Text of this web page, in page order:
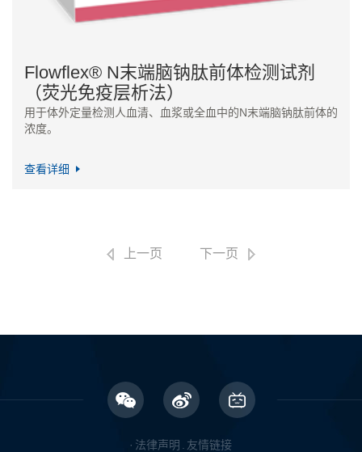
Flowflex® N末端脑钠肽前体检测试剂
（荧光免疫层析法）
用于体外定量检测人血清、血浆或全血中的N末端脑钠肽前体的
浓度。
查看详细
上一页 下一页
· 法律声明 友情链接